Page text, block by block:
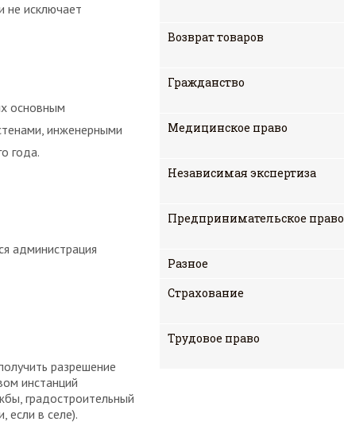
не исключает
основным
инженерными
года.
администрация
разрешение
инстанций
градостроительный
если в селе).
Возврат товаров
Гражданство
Медицинское право
Независимая экспертиза
Предпринимательское право
Разное
Страхование
Трудовое право